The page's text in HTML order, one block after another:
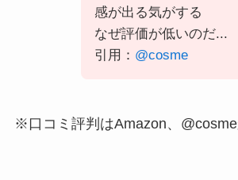
感が出る気がする
なぜ評価が低いのだ...
引用： @cosme
※口コミ評判はAmazon、@cosme